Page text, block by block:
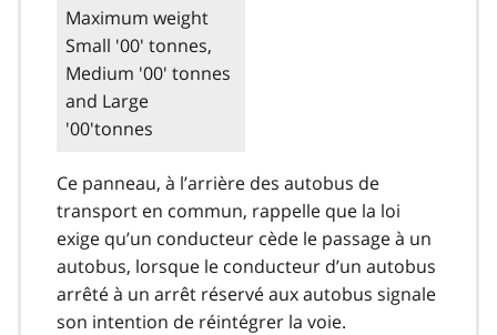
Maximum weight
Small '00' tonnes,
Medium '00' tonnes
and Large
'00'tonnes
Ce panneau, à l’arrière des autobus de
transport en commun, rappelle que la loi
exige qu’un conducteur cède le passage à un
autobus, lorsque le conducteur d’un autobus
arrêté à un arrêt réservé aux autobus signale
son intention de réintégrer la voie.